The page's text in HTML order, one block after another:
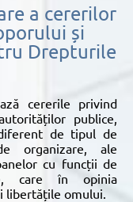
a cererilor
și
Drepturile
cererile privind
publice,
de tipul de
organizare, ale
cu funcții de
care în opinia
libertățile omului.